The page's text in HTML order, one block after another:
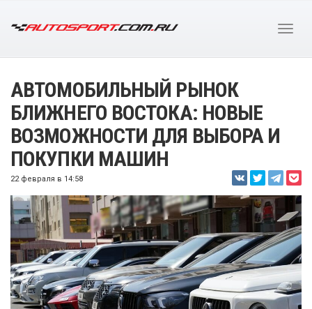
АВТОМОБИЛЬНЫЙ РЫНОК
БЛИЖНЕГО ВОСТОКА: НОВЫЕ
ВОЗМОЖНОСТИ ДЛЯ ВЫБОРА И
ПОКУПКИ МАШИН
22 февраля в 14:58